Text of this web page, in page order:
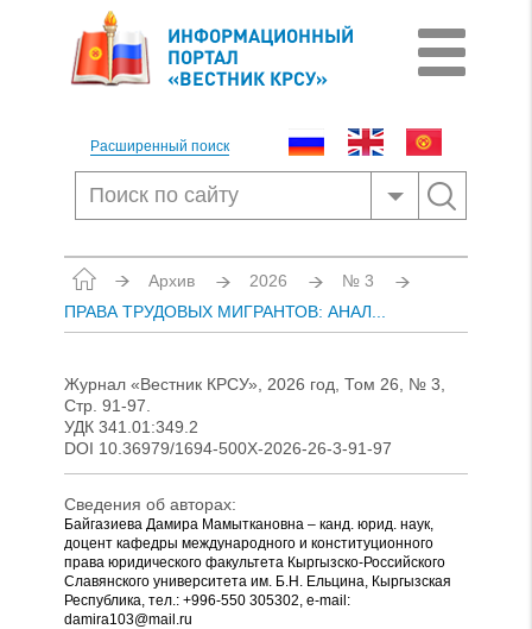
ИНФОРМАЦИОННЫЙ
ПОРТАЛ
«ВЕСТНИК КРСУ»
Расширенный поиск
Архив 2026
№ 3
ПРАВА ТРУДОВЫХ МИГРАНТОВ: АНАЛ...
Журнал «Вестник КРСУ», 2026 год, Том 26, № 3,
Стр. 91-97.
УДК 341.01:349.2
DOI 10.36979/1694-500X-2026-26-3-91-97
Сведения об авторах:
Байгазиева Дамира Мамыткановна – канд. юрид. наук,
доцент кафедры международного и конституционного
права юридического факультета Кыргызско-Российского
Славянского университета им. Б.Н. Ельцина, Кыргызская
Республика, тел.: +996-550 305302, e-mail:
damira103@mail.ru